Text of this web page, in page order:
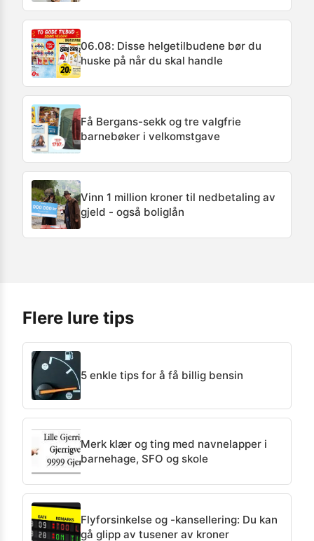
06.08: Disse helgetilbudene bør du
huske på når du skal handle
Få Bergans-sekk og tre valgfrie
barnebøker i velkomstgave
Vinn 1 million kroner til nedbetaling av
gjeld - også boliglån
Flere lure tips
5 enkle tips for å få billig bensin
Merk klær og ting med navnelapper i
barnehage, SFO og skole
Flyforsinkelse og -kansellering: Du kan
gå glipp av tusener av kroner